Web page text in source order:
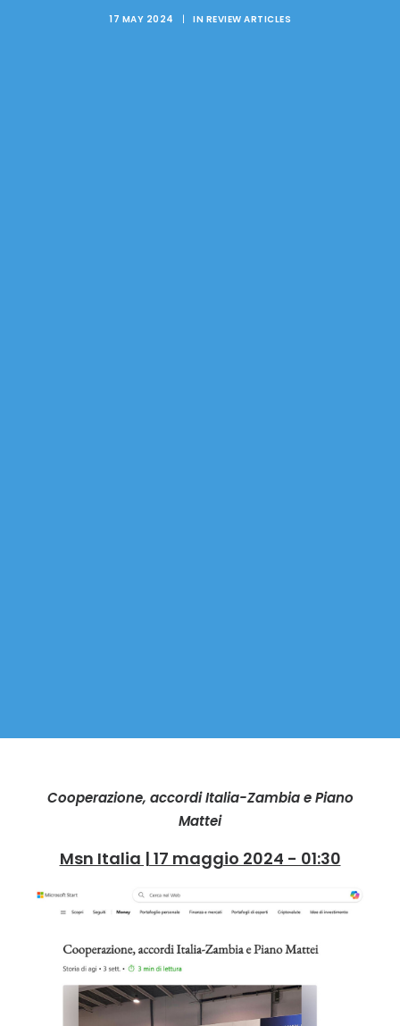
17 MAY 2024 | IN REVIEW ARTICLES
Cooperazione, accordi Italia-Zambia e Piano
Mattei
Msn Italia | 17 maggio 2024 - 01:30